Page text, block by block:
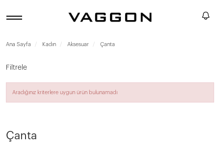
Ana Sayfa Kadın Aksesuar Çanta
Filtrele
Aradığınız kriterlere uygun ürün bulunamadı
Çanta